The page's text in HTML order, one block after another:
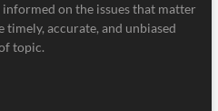
on the issues that matter
accurate, and unbiased
topic.